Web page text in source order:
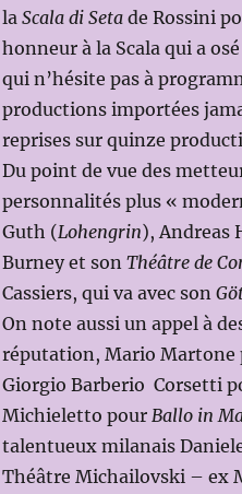
la Scala di Setade Rossini
honneur à la Scala qui a
qui n’hésite pas à
productions importées
reprises sur quinze
Du point de vue des
personnalités plus «
Guth (Lohengrin), Andreas
Burney et son Théâtre de
Cassiers, qui va avec son
On note aussi un appel à
réputation, Mario Martone
Giorgio Barberio Corsetti
Michieletto pour Ballo in
talentueux milanais
Théâtre Michailovski – ex